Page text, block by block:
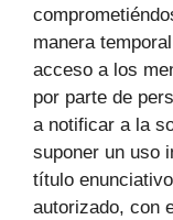
manera
acceso a los
por parte de
a notificar a la
suponer un uso
título
autorizado, con